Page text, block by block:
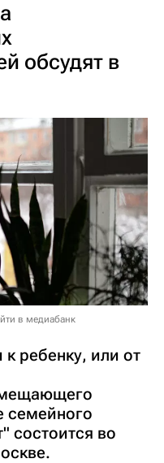
обсудят в
в медиабанк
ребенку, или от
семейного
состоится во